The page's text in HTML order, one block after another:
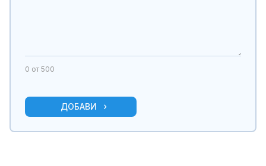
0 от 500
ДОБАВИ